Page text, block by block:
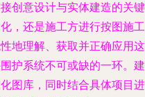
创意设计与实体建造的关
，还是施工方进行按图施
地理解、获取并正确应用
护系统不可或缺的一环。
图库，同时结合具体项目